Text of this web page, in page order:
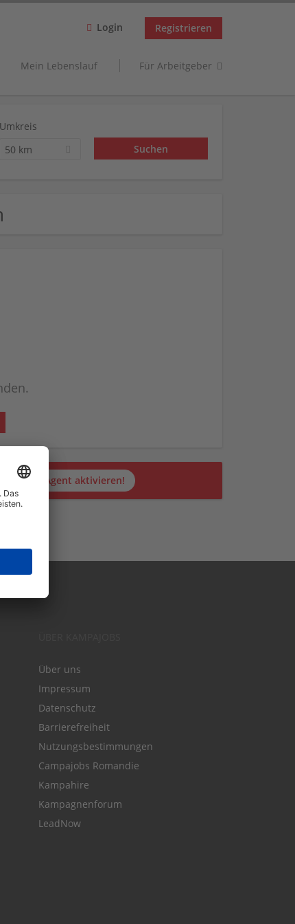
Login Registrieren
Mein Lebenslauf Für Arbeitgeber
Umkreis
50 km
Jetzt JobAgent aktivieren!
Über uns
Impressum
Datenschutz
Barrierefreiheit
Nutzungsbestimmungen
Campajobs Romandie
Kampahire
Kampagnenforum
LeadNow